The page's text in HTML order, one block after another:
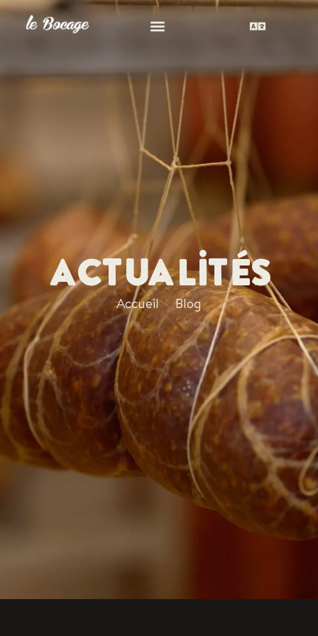
Actualités
Accueil Blog